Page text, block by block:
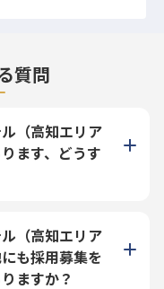
質問
（高知エリア
ます、どうす
（高知エリア
も採用募集を
ますか？